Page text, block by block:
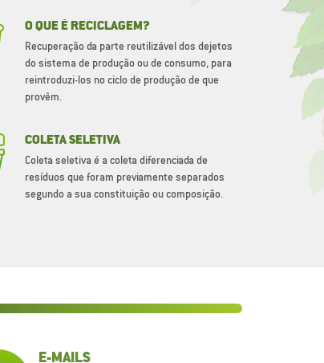
O QUE É RECICLAGEM?
Recuperação da parte reutilizável dos dejetos
do sistema de produção ou de consumo, para
reintroduzi-los no ciclo de produção de que
provêm.
COLETA SELETIVA
Coleta seletiva é a coleta diferenciada de
resíduos que foram previamente separados
segundo a sua constituição ou composição.
E-MAILS